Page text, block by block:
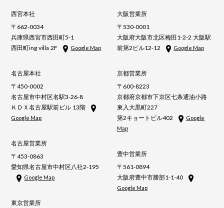
西宮本社
〒662-0034
兵庫県西宮市西田町5-1
西田町ing villa 2F
Google Map
名古屋本社
〒450-0002
名古屋市中村区名駅3-26-8
ＫＤＸ名古屋駅前ビル 13階
Google Map
名古屋営業所
〒453-0863
愛知県名古屋市中村区八社2-195
Google Map
東京営業所
大阪営業所
〒530-0001
大阪府大阪市北区梅田1-2-2 大阪駅
前第2ビル12-12
Google Map
京都営業所
〒600-8223
京都府京都市下京区七条通油小路
東入大黒町227
第2キョートビル402
Google
Map
豊中営業所
〒561-0894
大阪府豊中市勝部1-1-40
Google Map